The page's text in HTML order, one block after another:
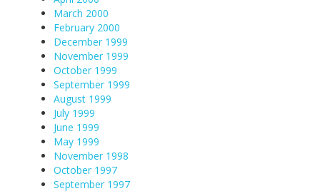
March 2000
February 2000
December 1999
November 1999
October 1999
September 1999
August 1999
July 1999
June 1999
May 1999
November 1998
October 1997
September 1997